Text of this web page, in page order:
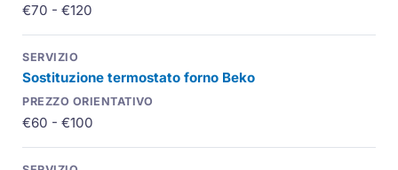
€70 - €120
Sostituzione termostato forno Beko
€60 - €100